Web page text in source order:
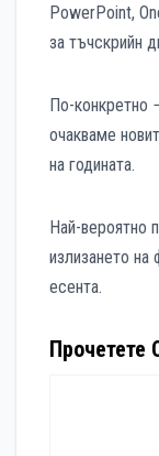
PowerPoint,
за тъчскрийн
По-конкретно
очакваме
на годината.
Най-вероятно
излизането на
есента.
Прочетете